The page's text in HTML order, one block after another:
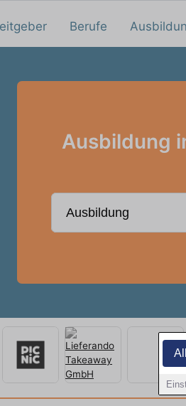
Berufe
Ausbildung